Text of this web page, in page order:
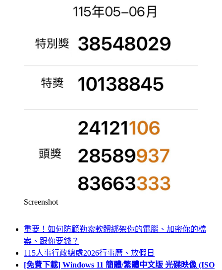
Screenshot
重要！如何防範勒索軟體綁架你的電腦、加密你的檔
案、跟你要錢？
115人事行政總處2026行事曆、放假日
[免費下載] Windows 11 簡體/繁體中文版 光碟映像 (ISO